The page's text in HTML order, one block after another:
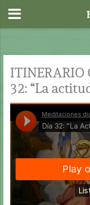
contenido
ITINERARIO
32: “La